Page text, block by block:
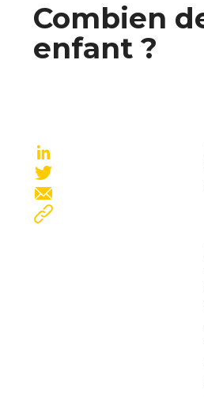
Combien
enfant ?